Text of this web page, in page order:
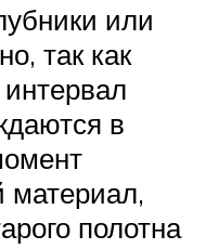
или
так как
в
материал,
полотна